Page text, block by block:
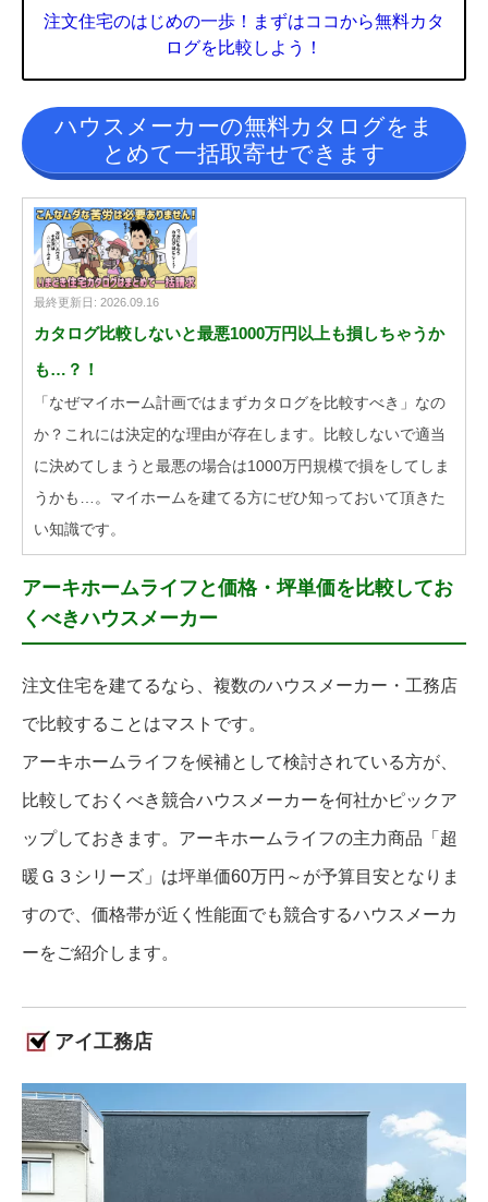
注文住宅のはじめの一歩！まずはココから無料カタ
ログを比較しよう！
ハウスメーカーの無料カタログをま
とめて一括取寄せできます
最終更新日: 2026.09.16
カタログ比較しないと最悪1000万円以上も損しちゃうか
も…？！
「なぜマイホーム計画ではまずカタログを比較すべき」なの
か？これには決定的な理由が存在します。比較しないで適当
に決めてしまうと最悪の場合は1000万円規模で損をしてしま
うかも…。マイホームを建てる方にぜひ知っておいて頂きた
い知識です。
アーキホームライフと価格・坪単価を比較してお
くべきハウスメーカー
注文住宅を建てるなら、複数のハウスメーカー・工務店
で比較することはマストです。
アーキホームライフを候補として検討されている方が、
比較しておくべき競合ハウスメーカーを何社かピックア
ップしておきます。アーキホームライフの主力商品「超
暖Ｇ３シリーズ」は坪単価60万円～が予算目安となりま
すので、価格帯が近く性能面でも競合するハウスメーカ
ーをご紹介します。
アイ工務店